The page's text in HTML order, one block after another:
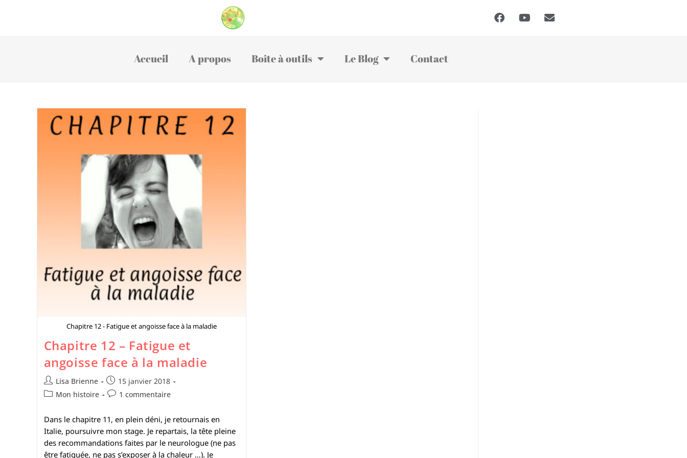
Accueil A propos Boîte à outils Le Blog Contact
Chapitre 12 - Fatigue et angoisse face à la maladie
Chapitre 12 – Fatigue et
angoisse face à la maladie
Lisa Brienne
15 janvier 2018
Mon histoire
1 commentaire
Dans le chapitre 11, en plein déni, je retournais en
Italie, poursuivre mon stage. Je repartais, la tête pleine
des recommandations faites par le neurologue (ne pas
être fatiguée, ne pas s’exposer à la chaleur …). Je